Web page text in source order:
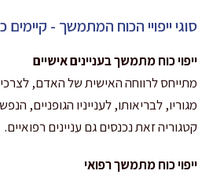
סוגי ייפויי הכוח המתמשך - קיימים
ייפוי כוח מתמשך בעניינים אישיים
מתייחס לרווחה האישית של האדם,
מגוריו, לבריאותו, לענייניו הגופניים,
קטגוריה זאת נכנסים גם עניינים רפואיים.
ייפוי כוח מתמשך רפואי